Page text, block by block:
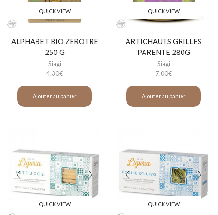
QUICK VIEW
ALPHABET BIO ZEROTRE
250 G
Siagi
4.30€
Ajouter au panier
QUICK VIEW
ARTICHAUTS GRILLES
PARENTE 280G
Siagi
7.00€
Ajouter au panier
QUICK VIEW QUICK VIEW